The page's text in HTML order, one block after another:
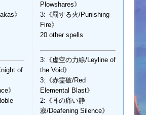
》
of
》
Plowshares》
3:《罰する火/Punishing
Fire》
20 other spells
3:《虚空の力線/Leyline of
the Void》
3:《赤霊破/Red
Elemental Blast》
2:《耳の痛い静
寂/Deafening Silence》